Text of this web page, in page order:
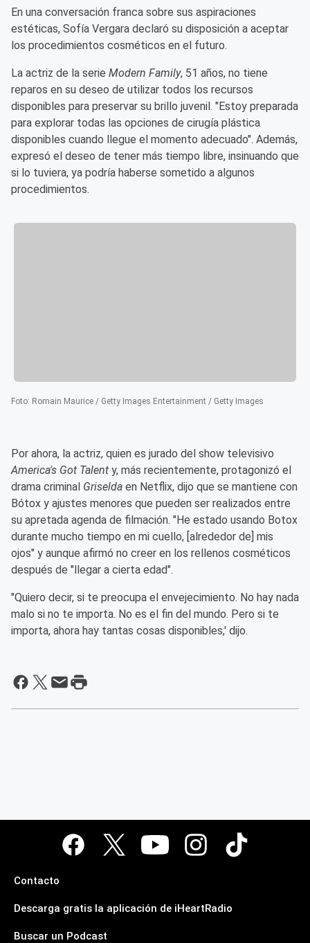
En una conversación franca sobre sus aspiraciones
estéticas, Sofía Vergara declaró su disposición a aceptar
los procedimientos cosméticos en el futuro.
La actriz de la serie Modern Family, 51 años, no tiene
reparos en su deseo de utilizar todos los recursos
disponibles para preservar su brillo juvenil. "Estoy preparada
para explorar todas las opciones de cirugía plástica
disponibles cuando llegue el momento adecuado". Además,
expresó el deseo de tener más tiempo libre, insinuando que
si lo tuviera, ya podría haberse sometido a algunos
procedimientos.
Foto: Romain Maurice / Getty Images Entertainment / Getty Images
Por ahora, la actriz, quien es jurado del show televisivo
America's Got Talent y, más recientemente, protagonizó el
drama criminal Griselda en Netflix, dijo que se mantiene con
Bótox y ajustes menores que pueden ser realizados entre
su apretada agenda de filmación. "He estado usando Botox
durante mucho tiempo en mi cuello, [alrededor de] mis
ojos" y aunque afirmó no creer en los rellenos cosméticos
después de "llegar a cierta edad".
"Quiero decir, si te preocupa el envejecimiento. No hay nada
malo si no te importa. No es el fin del mundo. Pero si te
importa, ahora hay tantas cosas disponibles,' dijo.
Contacto
Descarga gratis la aplicación de iHeartRadio
Buscar un Podcast